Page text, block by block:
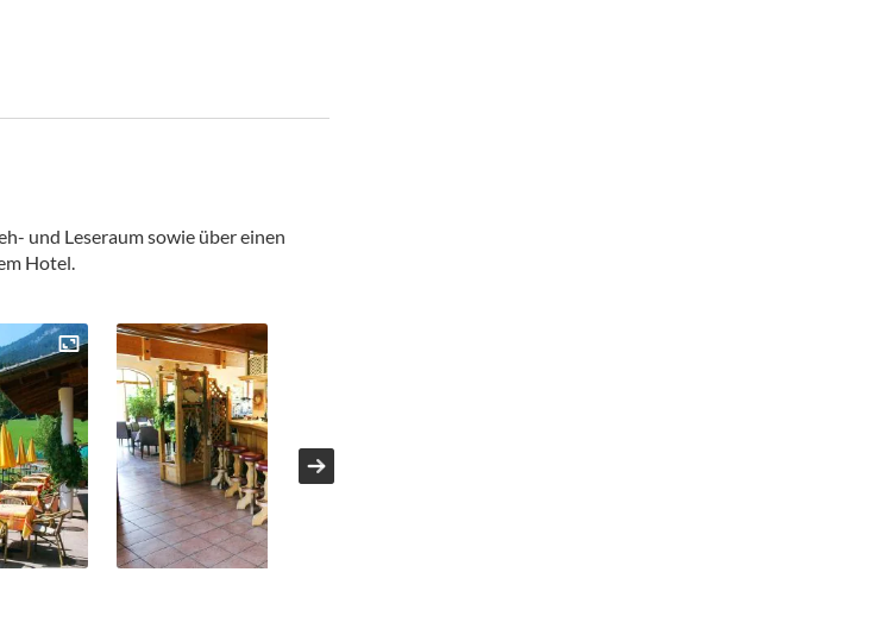
und Leseraum sowie über einen
Hotel.